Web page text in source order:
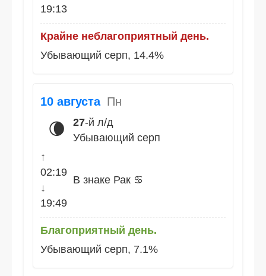
19:13
Крайне неблагоприятный день.
Убывающий серп, 14.4%
10 августа Пн
🌘 27-й л/д
Убывающий серп
↑
02:19
↓
19:49
В знаке Рак ♋
Благоприятный день.
Убывающий серп, 7.1%